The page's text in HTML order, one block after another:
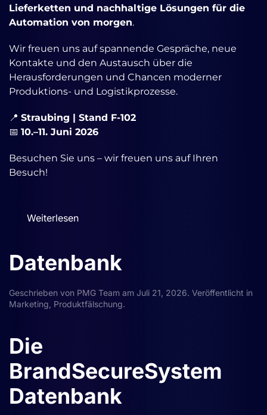
Lieferketten und nachhaltige Lösungen für die
Automation von morgen.
Wir freuen uns auf spannende Gespräche, neue
Kontakte und den Austausch über die
Herausforderungen und Chancen moderner
Produktions- und Logistikprozesse.
📍 Straubing | Stand F-102
📅 10.–11. Juni 2026
Besuchen Sie uns – wir freuen uns auf Ihren
Besuch!
Weiterlesen
Datenbank
Geschrieben von PMG Team am Juli 21, 2026. Veröffentlicht in
Marketing Produktfälschung.
Die
BrandSecureSystem
Datenbank